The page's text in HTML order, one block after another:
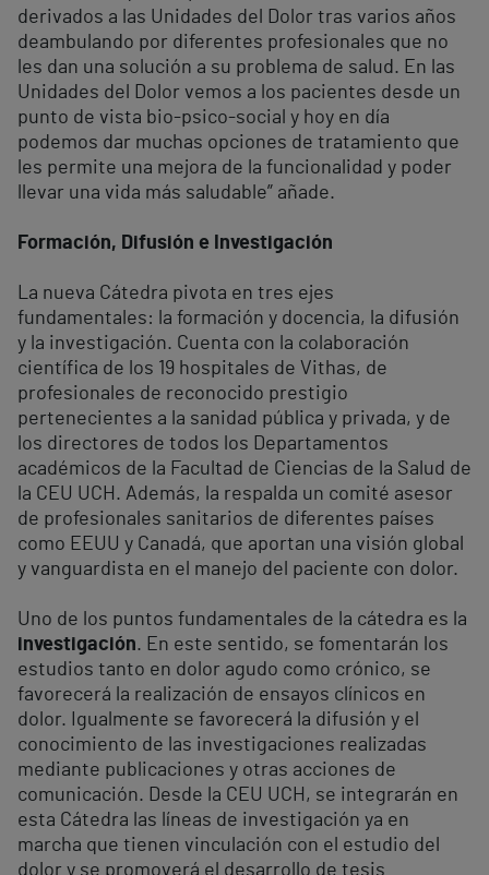
derivados a las Unidades del Dolor tras varios años
deambulando por diferentes profesionales que no
les dan una solución a su problema de salud. En las
Unidades del Dolor vemos a los pacientes desde un
punto de vista bio-psico-social y hoy en día
podemos dar muchas opciones de tratamiento que
les permite una mejora de la funcionalidad y poder
llevar una vida más saludable” añade.
Formación, Difusión e Investigación
La nueva Cátedra pivota en tres ejes
fundamentales: la formación y docencia, la difusión
y la investigación. Cuenta con la colaboración
científica de los 19 hospitales de Vithas, de
profesionales de reconocido prestigio
pertenecientes a la sanidad pública y privada, y de
los directores de todos los Departamentos
académicos de la Facultad de Ciencias de la Salud de
la CEU UCH. Además, la respalda un comité asesor
de profesionales sanitarios de diferentes países
como EEUU y Canadá, que aportan una visión global
y vanguardista en el manejo del paciente con dolor.
Uno de los puntos fundamentales de la cátedra es la
investigación. En este sentido, se fomentarán los
estudios tanto en dolor agudo como crónico, se
favorecerá la realización de ensayos clínicos en
dolor. Igualmente se favorecerá la difusión y el
conocimiento de las investigaciones realizadas
mediante publicaciones y otras acciones de
comunicación. Desde la CEU UCH, se integrarán en
esta Cátedra las líneas de investigación ya en
marcha que tienen vinculación con el estudio del
dolor y se promoverá el desarrollo de tesis